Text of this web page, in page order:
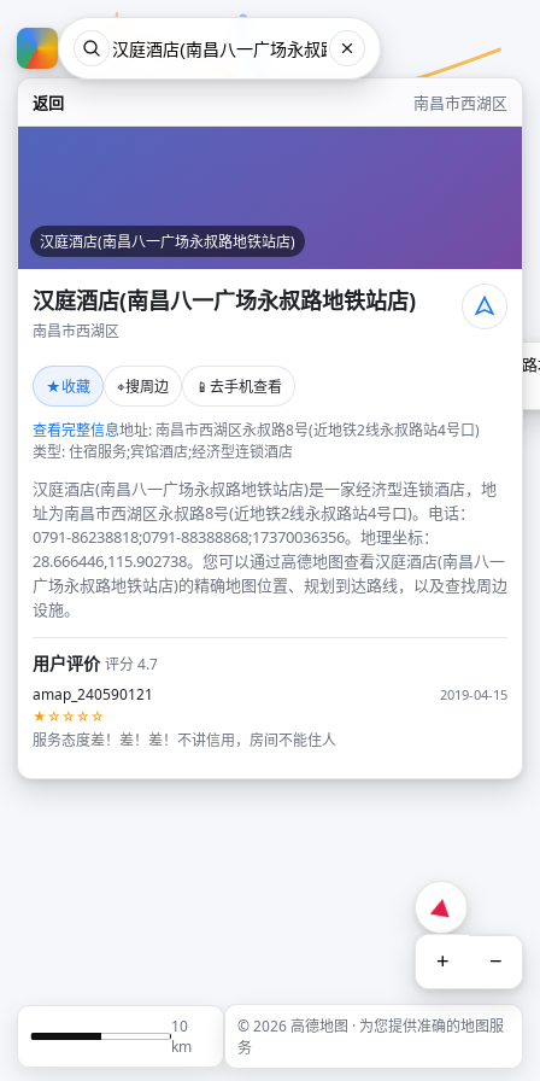
返回 南昌市西湖区
汉庭酒店(南昌八一广场永叔路地铁站店)
汉庭酒店(南昌八一广场永叔路地铁站店)
南昌市西湖区
★收藏 ⌖搜周边 📱 去手机查看
查看完整信息地址: 南昌市西湖区永叔路8号(近地铁2线永叔路站4号口)
类型: 住宿服务;宾馆酒店;经济型连锁酒店
汉庭酒店(南昌八一广场永叔路地铁站店)是一家经济型连锁酒店，地
址为南昌市西湖区永叔路8号(近地铁2线永叔路站4号口)。电话：
0791-86238818;0791-88388868;17370036356。地理坐标：
28.666446,115.902738。您可以通过高德地图查看汉庭酒店(南昌八一
广场永叔路地铁站店)的精确地图位置、规划到达路线，以及查找周边
设施。
用户评价评分 4.7
amap_240590121
2019-04-15
★☆☆☆☆
服务态度差！差！差！不讲信用，房间不能住人
汉庭酒店(南昌八一广场永叔
+ −
10
km
© 2026 高德地图 · 为您提供准确的地图服
务